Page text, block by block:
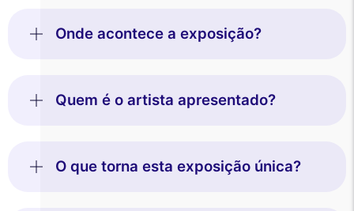
Onde acontece a exposição?
Quem é o artista apresentado?
O que torna esta exposição única?